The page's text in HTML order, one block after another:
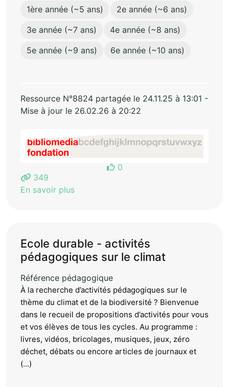
1ère année (~5 ans)
2e année (~6 ans)
3e année (~7 ans)
4e année (~8 ans)
5e année (~9 ans)
6e année (~10 ans)
Ressource N°8824 partagée le 24.11.25 à 13:01 -
Mise à jour le 26.02.26 à 20:22
0
349
En savoir plus
Ecole durable - activités
pédagogiques sur le climat
Référence pédagogique
À la recherche d’activités pédagogiques sur le
thème du climat et de la biodiversité ? Bienvenue
dans le recueil de propositions d’activités pour vous
et vos élèves de tous les cycles. Au programme :
livres, vidéos, bricolages, musiques, jeux, zéro
déchet, débats ou encore articles de journaux et
(...)